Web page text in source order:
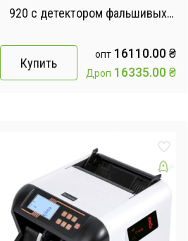
920 с детектором фальшивых
Купить
опт 16110.00 ₴
Дроп 16335.00 ₴